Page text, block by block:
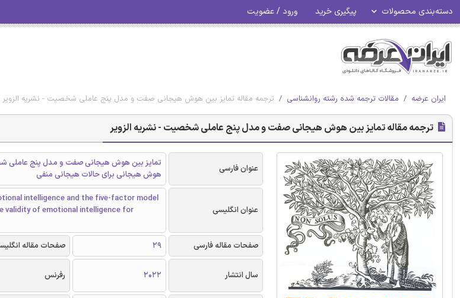
دسته‌بندی محصولات پیگیری خرید ورود / عضویت
ایران عرضه مقالات ترجمه شده رشته روانشناسی ترجمه مقاله تمایز بین هوش هیجانی صفت و مدل پنج عاملی شخصیت - نشریه الزویر
ترجمه مقاله تمایز بین هوش هیجانی صفت و مدل پنج عاملی شخصیت - نشریه الزویر
عنوان فارسی
تمایز بین هوش هیجانی صفت و مدل پنج عاملی
هوش هیجانی برای حالات هیجانی منفی
عنوان انگلیسی
intelligence and the five-factor model
validity of emotional intelligence for
صفحات مقاله فارسی
29 صفحات مقاله
سال انتشار 2022 رفرنس